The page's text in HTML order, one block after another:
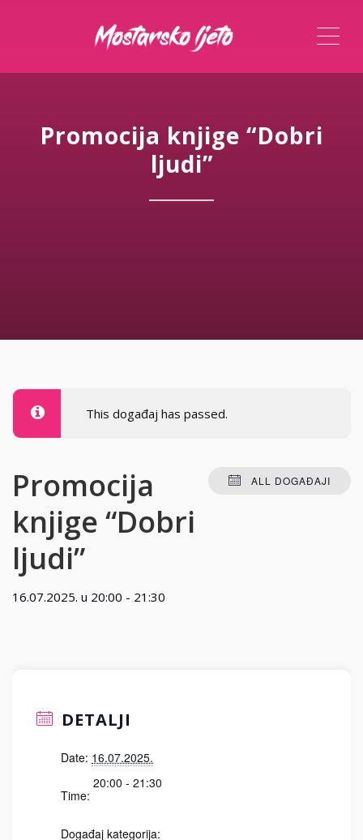
Promocija knjige “Dobri
ljudi”
This događaj has passed.
ALL DOGAĐAJI
Promocija
knjige “Dobri
ljudi”
16.07.2025. u 20:00 - 21:30
DETALJI
Date: 16.07.2025.
Time:
20:00 - 21:30
Događaj kategorija: